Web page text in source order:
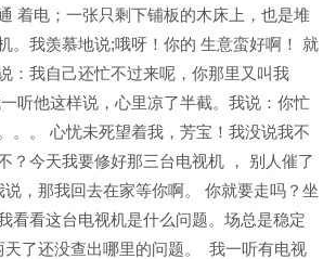
着电；一张只剩下铺板的木床上，也是堆
。我羡慕地说;哦呀！你的 生意蛮好啊！ 就
：我自己还忙不过来呢，你那里又叫我
听他这样说，心里凉了半截。我说：你忙
。。 心忧未死望着我，芳宝！我没说我不
？今天我要修好那三台电视机 ， 别人催了
，那我回去在家等你啊。 你就要走吗？坐
看看这台电视机是什么问题。场总是稳定
天了还没查出哪里的问题。 我一听有电视